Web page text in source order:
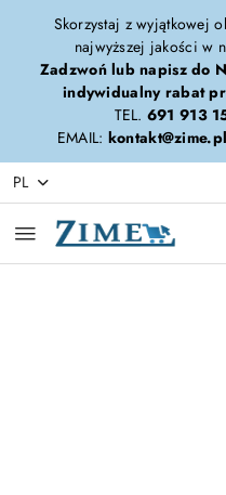
Przejdź do treści
Przejdź do
Przejdź do moje
Przejdź do menu
Przejdź do opisu
Przejdź do stopki
Skorzystaj z wyjątkowej
najwyższej jakości w
Zadzwoń lub napisz do
indywidualny rabat
TEL. 691 913
EMAIL: kontakt@zime.pl
PL